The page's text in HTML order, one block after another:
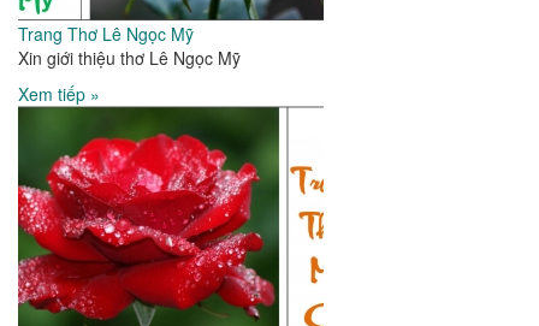
Trang Thơ Lê Ngọc Mỹ
Xin giới thiệu thơ Lê Ngọc Mỹ
Xem tiếp »